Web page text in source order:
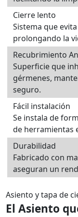
Cierre lento
Sistema que
prolongando la
Recubrimiento
Superficie que
gérmenes,
seguro.
Fácil instalación
Se instala de
de herramientas
Durabilidad
Fabricado con
aseguran un
Asiento y tapa de
El Asiento